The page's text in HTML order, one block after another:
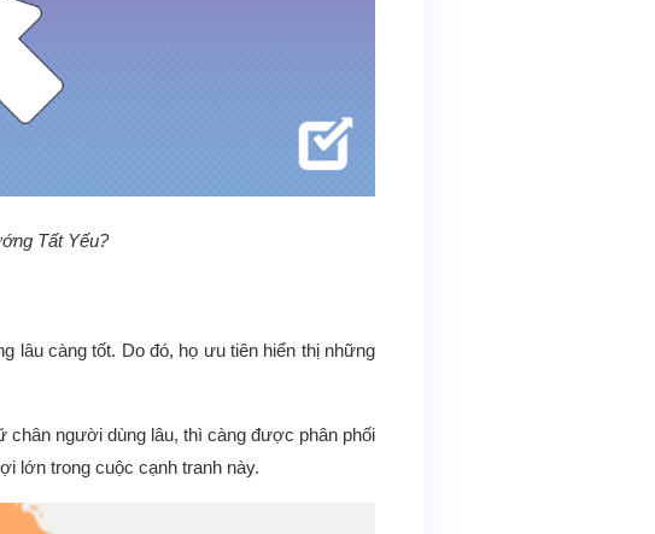
Tất Yếu?
lâu càng tốt. Do đó, họ ưu tiên hiển thị những
chân người dùng lâu, thì càng được phân phối
lớn trong cuộc cạnh tranh này.